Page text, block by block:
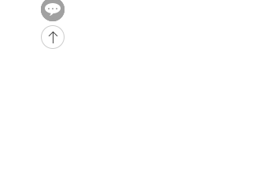
우 0.49%↑
-9242초 전 >
[속보] 이란 대통령 "지금 최고지도
임 3년 인터뷰
1시간 전 > [속보] "이란-오만, 호르무즈 해협 통행